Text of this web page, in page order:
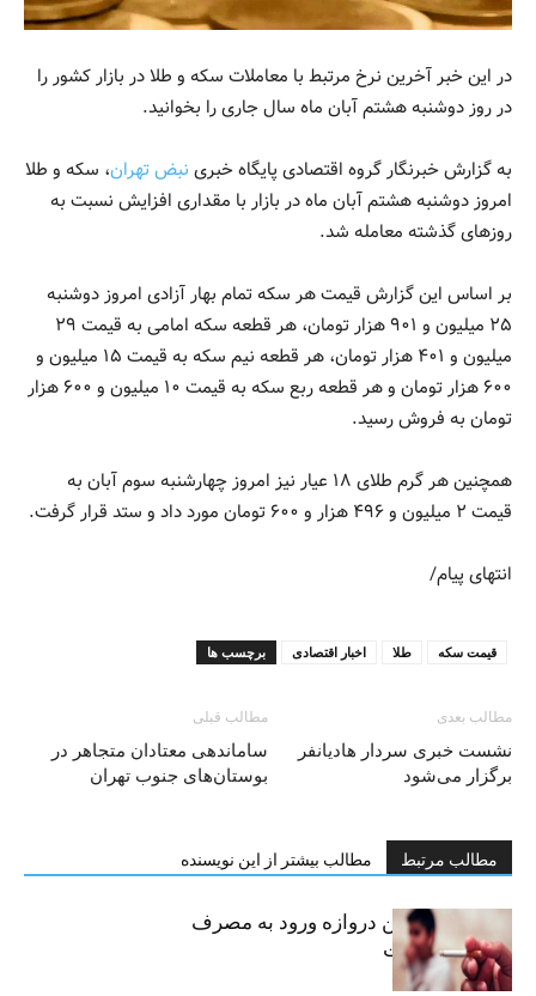
در این خبر آخرین نرخ مرتبط با معاملات سکه و طلا در بازار کشور را
در روز دوشنبه هشتم آبان ماه سال جاری را بخوانید.
به گزارش خبرنگار گروه اقتصادی پایگاه خبری نبض تهران، سکه و طلا
امروز دوشنبه هشتم آبان ماه در بازار با مقداری افزایش نسبت به
روزهای گذشته معامله شد.
بر اساس این گزارش قیمت هر سکه تمام بهار آزادی امروز دوشنبه
۲۵ میلیون و ۹۰۱ هزار تومان، هر قطعه سکه امامی به قیمت ۲۹
میلیون و ۴۰۱ هزار تومان، هر قطعه نیم سکه به قیمت ۱۵ میلیون و
۶۰۰ هزار تومان و هر قطعه ربع سکه به قیمت ۱۰ میلیون و ۶۰۰ هزار
تومان به فروش رسید.
همچنین هر گرم طلای ۱۸ عیار نیز امروز چهارشنبه سوم آبان به
قیمت ۲ میلیون و ۴۹۶ هزار و ۶۰۰ تومان مورد داد و ستد قرار گرفت.
انتهای پیام/
برچسب ها اخبار اقتصادی طلا قیمت سکه
مطالب قبلی
ساماندهی معتادان متجاهر در
بوستان‌های جنوب تهران
مطالب بعدی
نشست خبری سردار هادیانفر
برگزار می‌شود
مطالب مرتبط مطالب بیشتر از این نویسنده
سیگار، مهمترین دروازه ورود به مصرف
موادمخدر است